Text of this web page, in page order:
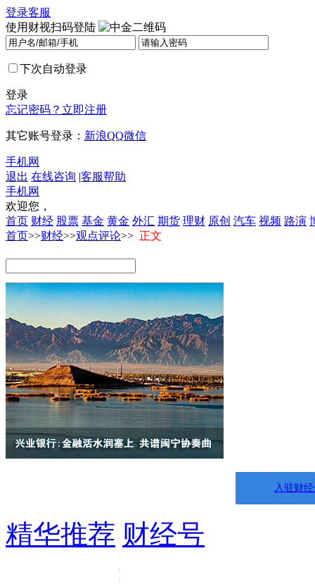
登录客服
使用财视扫码登陆
下次自动登录
登录
忘记密码？ 立即注册
其它账号登录： 新浪QQ微信
手机网
退出 在线咨询 |客服帮助
手机网
欢迎您，
首页 财经 股票 基金 黄金 外汇 期货 理财 原创 汽车 视频 路演
首页>>财经>>观点评论>> 正文
入驻财
精华推荐 财经号